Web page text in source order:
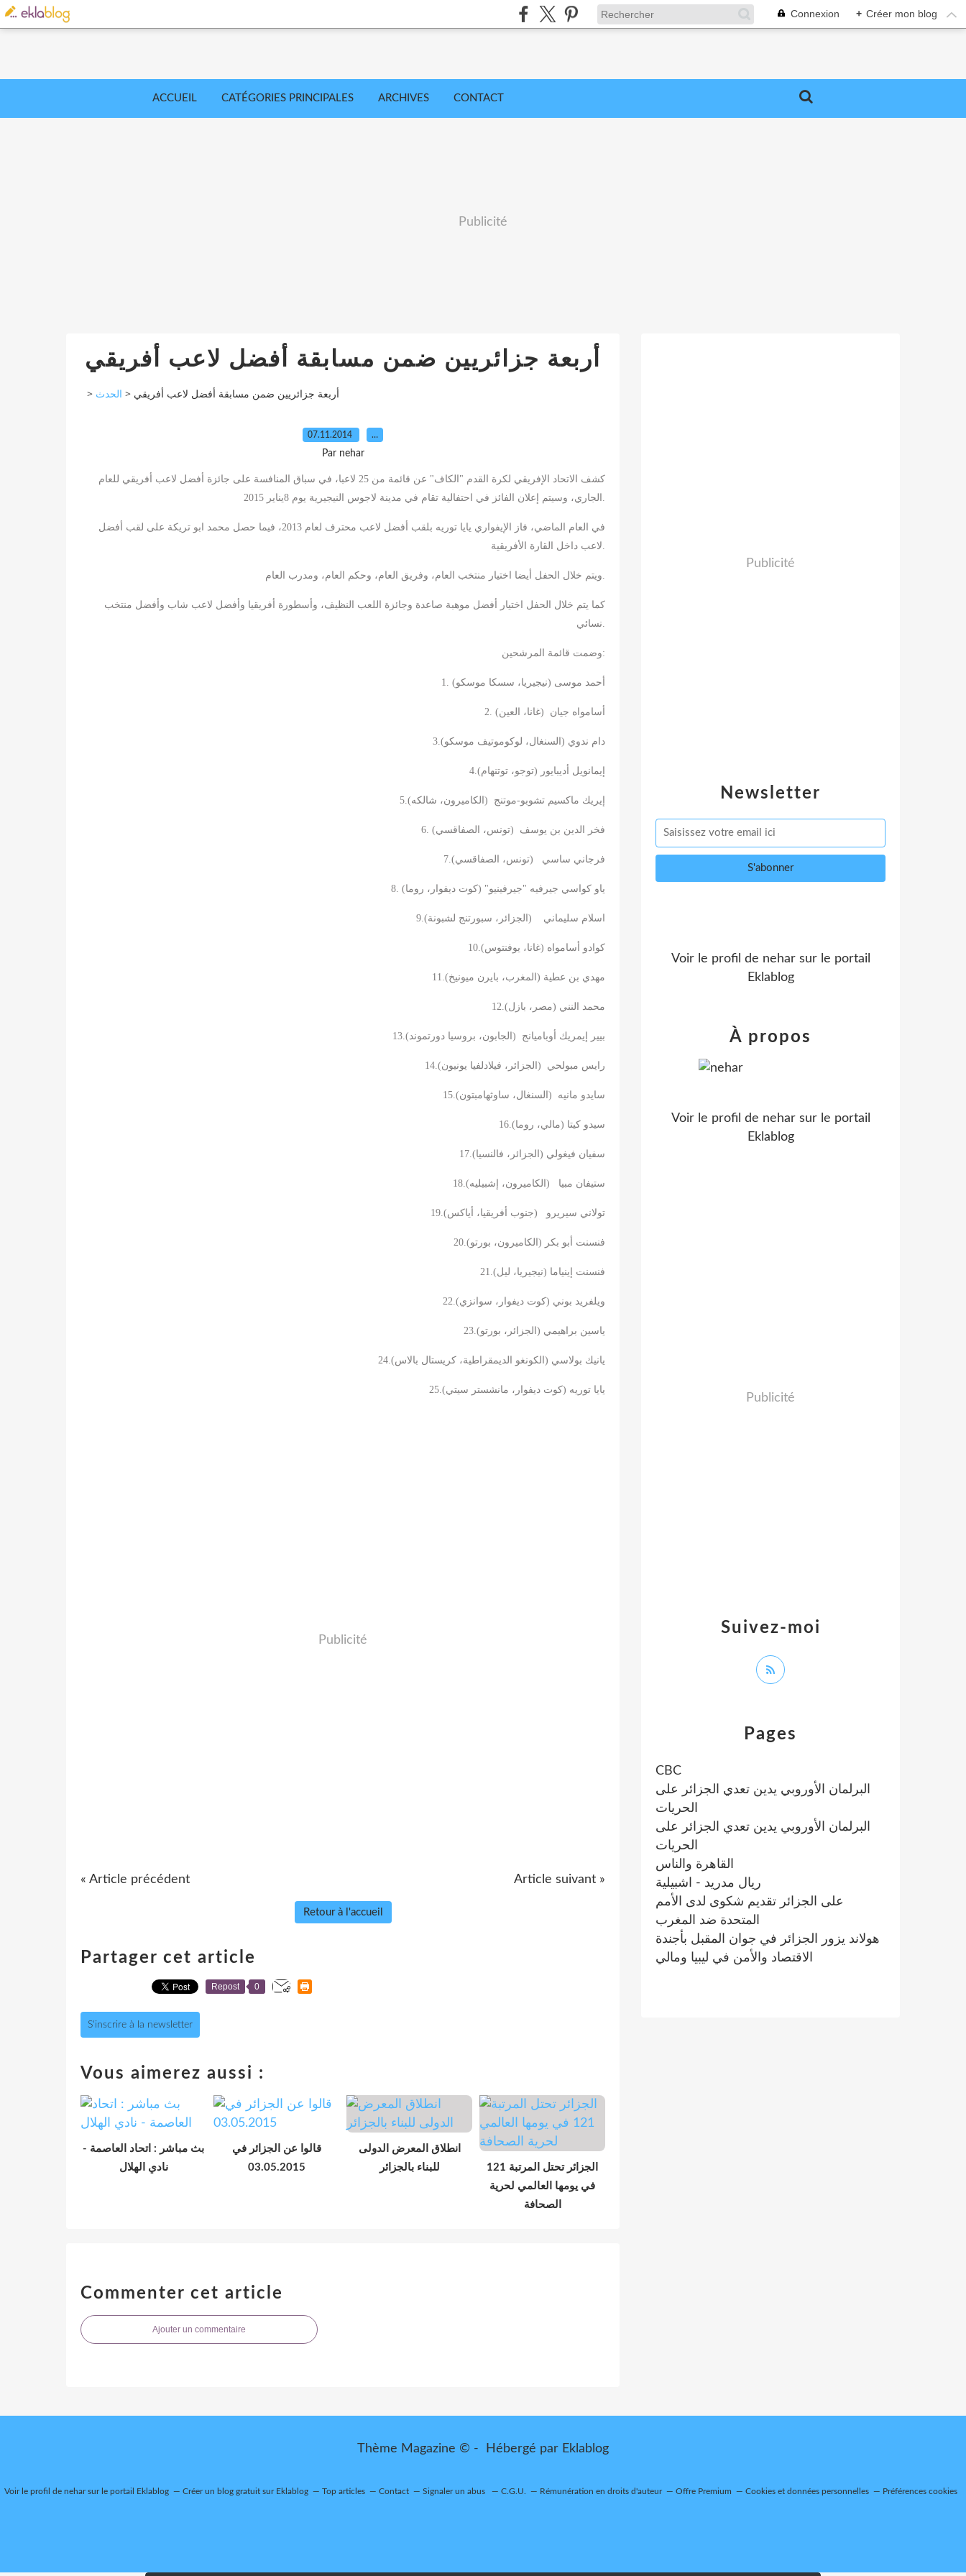
Connexion + Créer mon blog
ACCUEIL CATÉGORIES PRINCIPALES ARCHIVES CONTACT
Publicité
أربعة جزائريين ضمن مسابقة أفضل لاعب أفريقي
> الحدث > أربعة جزائريين ضمن مسابقة أفضل لاعب أفريقي
07.11.2014 …
Par nehar
كشف الاتحاد الإفريقي لكرة القدم " الكاف" عن قائمة من 25 لاعبا، في سباق المنافسة على جائزة أفضل لاعب أفريقي للعام
الجاري، وسيتم إعلان الفائز في احتفالية تقام في مدينة لاجوس النيجيرية يوم 8يناير
في العام الماضي، فاز الإيفواري يايا توريه بلقب أفضل لاعب محترف لعام 2013،
فيما حصل محمد ابو تريكة على لقب أفضل
كما يتم خلال الحفل اختيار أفضل موهبة صاعدة وجائزة اللعب النظيف، وأسطورة أفريقيا وأفضل لاعب شاب وأفضل منتخب
وضمت قائمة المرشحين:
1. أحمد موسى (نيجيريا، سسكا موسكو)
2. أسامواه جيان (غانا، العين)
3. دام ندوي ( السنغال، لوكوموتيف موسكو)
4. إيمانويل أديبايور (توجو، توتنهام)
5. إيريك ماكسيم تشوبو-موتنج ( الكاميرون، شالكه)
6. فخر الدين بن يوسف (تونس، الصفاقسي)
7. فرجاني ساسي (تونس، الصفاقسي)
8. ياو كواسي جيرفيه "جيرفينيو" (كوت ديفوار، روما)
9. اسلام سليماني ( الجزائر، سبورتنج لشبونة)
10. كوادو أسامواه (غانا، يوفنتوس)
11. مهدي بن عطية ( المغرب، بايرن ميونيخ)
12. محمد النني (مصر، بازل)
13. بيير إيمريك أوباميانج ( الجابون، بروسيا دورتموند )
14. رايس مبولحي ( الجزائر، فيلادلفيا يونيون)
15. سايدو مانيه ( السنغال، ساوثهامبتون)
16. سيدو كيتا (مالي، روما)
17. سفيان فيغولي ( الجزائر، فالنسيا)
18. ستيفان مبيا ( الكاميرون، إشبيليه)
19. تولاني سيريرو (جنوب أفريقيا، أياكس)
20. فنسنت أبو بكر ( الكاميرون، بورتو)
21. فنسنت إينياما (نيجيريا، ليل)
22. ويلفريد بوني (كوت ديفوار، سوانزي)
23. ياسين براهيمي ( الجزائر، بورتو)
24. يانيك بولاسي ( الكونغو الديمقراطية، كريستال بالاس)
25. يايا توريه (كوت ديفوار، مانشستر سيتي)
Publicité
« Article précédent Article suivant »
Retour à l'accueil
Partager cet article
Repost 0
S'inscrire à la newsletter
Vous aimerez aussi :
بث مباشر : اتحاد العاصمة -
نادي الهلال
قالوا عن الجزائر في
03.05.2015
انطلاق المعرض الدولى
للبناء بالجزائر
الجزائر تحتل المرتبة 121
في يومها العالمي لحرية
الصحافة
Commenter cet article
Ajouter un commentaire
Newsletter
Publicité
Pages
CBC
البرلمان الأوروبي يدين تعدي الجزائر على
الحريات
البرلمان الأوروبي يدين تعدي الجزائر على
الحريات
القاهرة والناس
ريال مدريد - اشبيلية
على الجزائر تقديم شكوى لدى الأمم
المتحدة ضد المغرب
هولاند يزور الجزائر في جوان المقبل بأجندة
الاقتصاد والأمن في ليبيا ومالي
Voir le profil de neharsur le portail
Eklablog
Suivez-moi
À propos
Voir le profil de neharsur le portail
Eklablog
Publicité
Thème Magazine © - Hébergé par Eklablog
Voir le profil de neharsur le portail Eklablog Créer un blog gratuit sur Eklablog Top articles Contact Signaler un abus C.G.U. Rémunération en droits d'auteur Offre Premium Cookies et données personnelles Préférences cookies